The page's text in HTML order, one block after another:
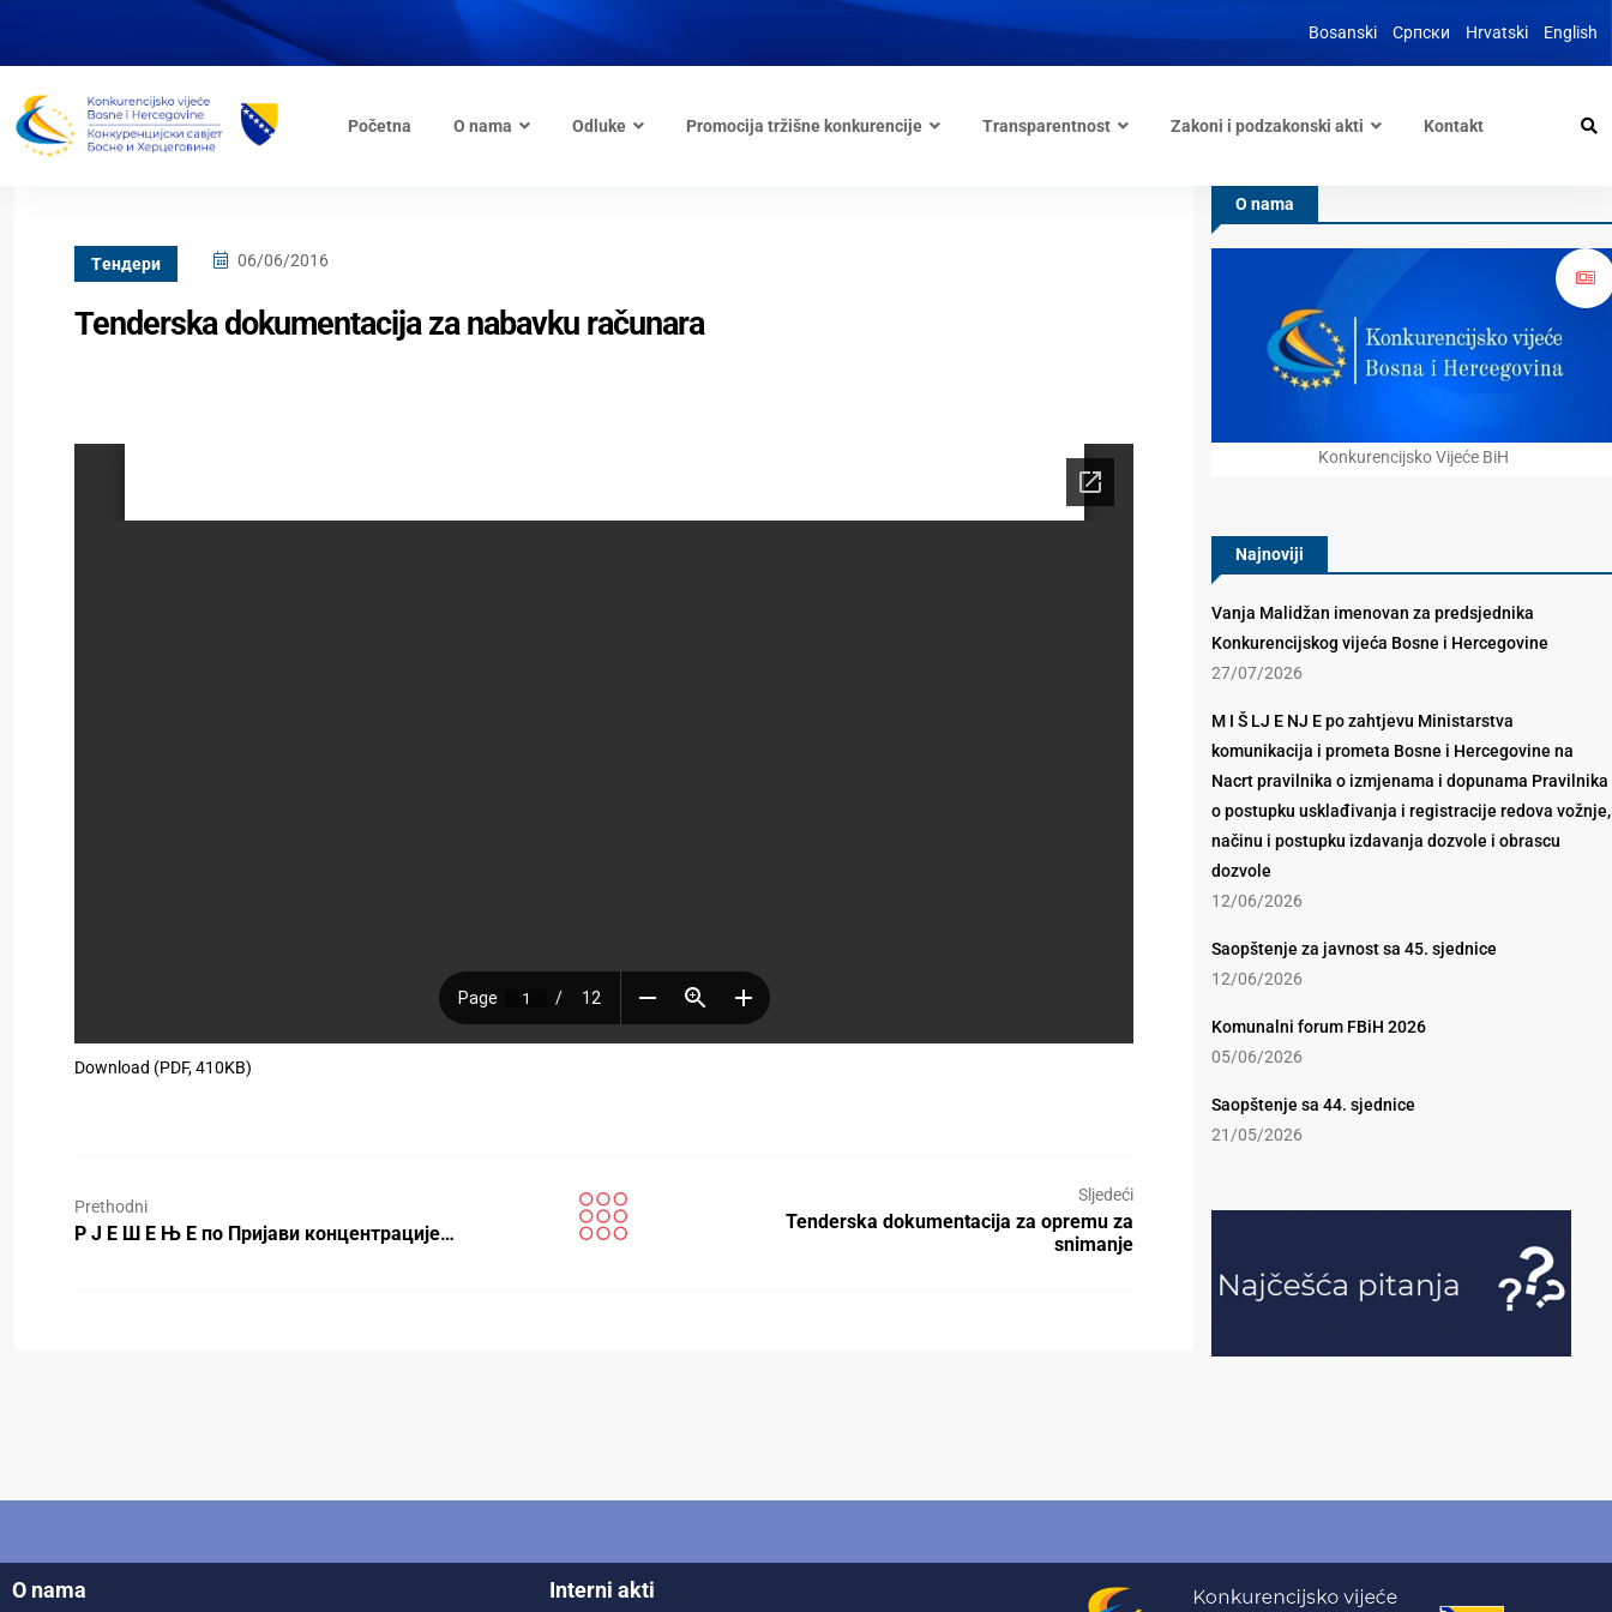
Bosanski Српски Hrvatski English
Početna O nama Odluke Promocija tržišne konkurencije Transparentnost Zakoni i podzakonski akti Kontakt
Tендери 06/06/2016
Tenderska dokumentacija za nabavku računara
Download (PDF, 410KB)
Prethodni
Р Ј Е Ш Е Њ Е по Пријави концентрације…
Sljedeći
Tenderska dokumentacija za opremu za
snimanje
O nama
Konkurencijsko Vijeće BiH
Najnoviji
Vanja Malidžan imenovan za predsjednika
Konkurencijskog vijeća Bosne i Hercegovine
27/07/2026
M I Š LJ E NJ E po zahtjevu Ministarstva
komunikacija i prometa Bosne i Hercegovine na
Nacrt pravilnika o izmjenama i dopunama Pravilnika
o postupku usklađivanja i registracije redova vožnje,
načinu i postupku izdavanja dozvole i obrascu
dozvole
12/06/2026
Saopštenje za javnost sa 45. sjednice
12/06/2026
Komunalni forum FBiH 2026
05/06/2026
Saopštenje sa 44. sjednice
21/05/2026
O nama Interni akti